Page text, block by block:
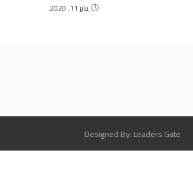
يناير 11, 2020
Designed By: Leaders Gate